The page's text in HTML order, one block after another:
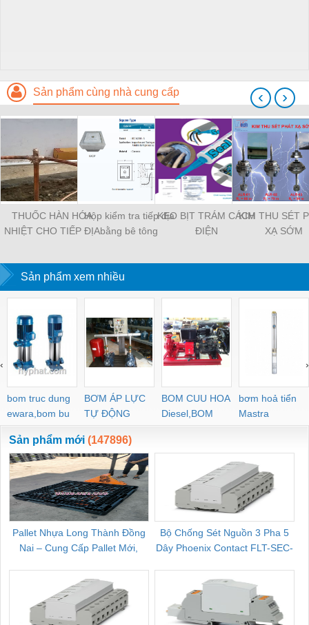
Sản phẩm cùng nhà cung cấp
THUỐC HÀN HÓA
NHIỆT CHO TIẾP ĐỊA
Hộp kiểm tra tiếp địa
bằng bê tông
KEO BỊT TRÁM CÁCH
ĐIỆN
KIM THU SÉT
XẠ SỚM
‹ ›
Sản phẩm xem nhiều
bom truc dung
ewara,bom bu
ewara
BƠM ÁP LỰC
TỰ ĐỘNG
BOM CUU HOA
Diesel,BOM
CHUA CHAY
bơm hoả tiển
Mastra
‹ ›
Sản phẩm mới (147896)
Pallet Nhựa Long Thành Đồng
Nai – Cung Cấp Pallet Mới,
Bộ Chống Sét Nguồn 3 Pha 5
Dây Phoenix Contact FLT-SEC-